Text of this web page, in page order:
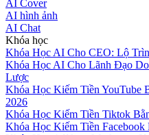
AI Cover
AI hình ảnh
AI Chat
Khóa học
Khóa Học AI Cho CEO: Lộ
Khóa Học AI Cho Lãnh Đạo
Lược
Khóa Học Kiếm Tiền YouTube
2026
Khóa Học Kiếm Tiền Tiktok
Khóa Học Kiếm Tiền